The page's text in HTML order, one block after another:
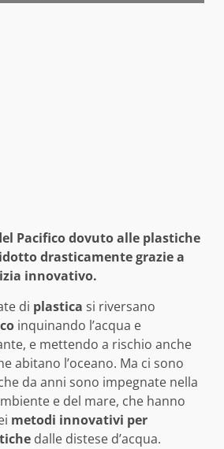
Pacifico dovuto alle plastiche
drasticamente grazie a
innovativo.
di plastica si riversano
inquinando l’acqua e
e mettendo a rischio anche
abitano l’oceano. Ma ci sono
da anni sono impegnate nella
e del mare, che hanno
metodi innovativi per
dalle distese d’acqua.